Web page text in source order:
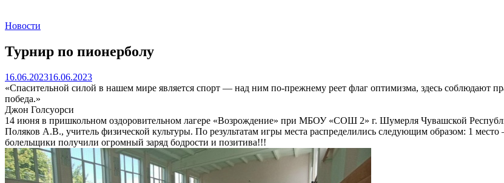
Новости
Турнир по пионерболу
16.06.202316.06.2023
«Спасительной силой в нашем мире является спорт — над ним по-прежнему реет флаг оптимизма, здесь соблюдают
победа.»
Джон Голсуорси
14 июня в пришкольном оздоровительном лагере «Возрождение» при МБОУ «СОШ 2» г. Шумерля Чувашской
Поляков А.В., учитель физической культуры. По результатам игры места распределились следующим образом: 1
болельщики получили огромный заряд бодрости и позитива!!!